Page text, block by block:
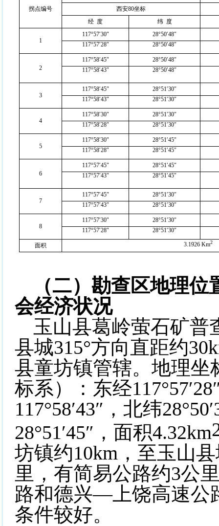
拐点编号
西安80坐标
经 度 纬 度
1
117°57′30″
28°50′48″
117°57′28″
28°50′48″
2
117°58′45″
28°50′48″
117°58′43″
28°50′48″
3
117°58′45″
28°51′30″
117°58′43″
28°51′30″
4
117°58′30″
28°51′30″
117°58′28″
28°51′30″
5
117°58′30″
28°51′45″
117°58′28″
28°51′45″
6
117°57′45″
28°51′45″
117°57′43″
28°51′45″
7
117°57′45″
28°51′30″
117°57′43″
28°51′30″
8
117°57′30″
28°51′30″
117°57′28″
28°51′30″
面积 3.1926 Km2
（二）勘查区地理
会经济状况
玉山县葛岭萤石矿普
县城315°方向直距约
县童坊镇管辖。地理坐
标系）：东经
117°58′43″ ，北纬
28°51′45″ ，面积4.32km
坊镇约10km ，至玉山
里 ，有简易公路约3公
路和德兴—上饶高速公
条件较好。